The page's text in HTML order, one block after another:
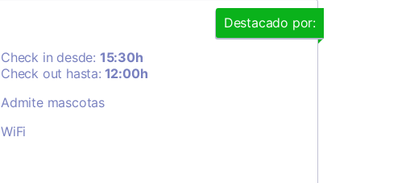
Destacado por:
Check in desde: 15:30h
Check out hasta: 12:00h
Admite mascotas
WiFi